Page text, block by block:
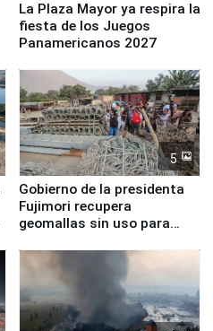
La Plaza Mayor ya respira la
fiesta de los Juegos
Panamericanos 2027
5
Gobierno de la presidenta
Fujimori recupera
geomallas sin uso para
Fenómeno El Niño